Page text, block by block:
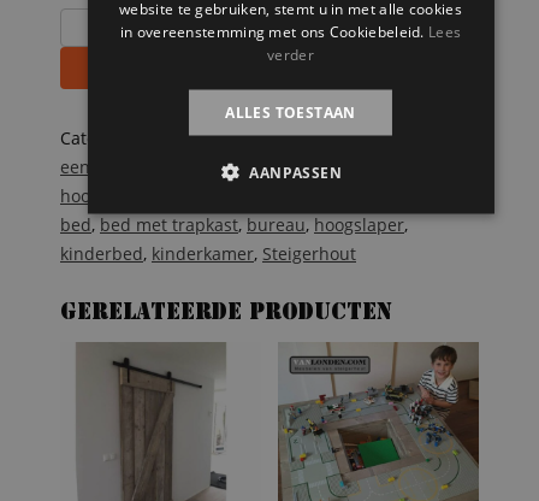
Steigerhouten
hoogslaper
Categorieën:
Onze splinternieuwe meubelen op
een rij
Steigerhouten bedden,Steigerhouten
hoogslapers
bed,bed met trapkast,bureau,hoogslaper,
kinderbed, kinderkamer, Steigerhout
Gerelateerde producten
website te gebruiken, stemt u in met alle cookies
in overeenstemming met ons Cookiebeleid. Lees
verder
ALLES TOESTAAN
AANPASSEN